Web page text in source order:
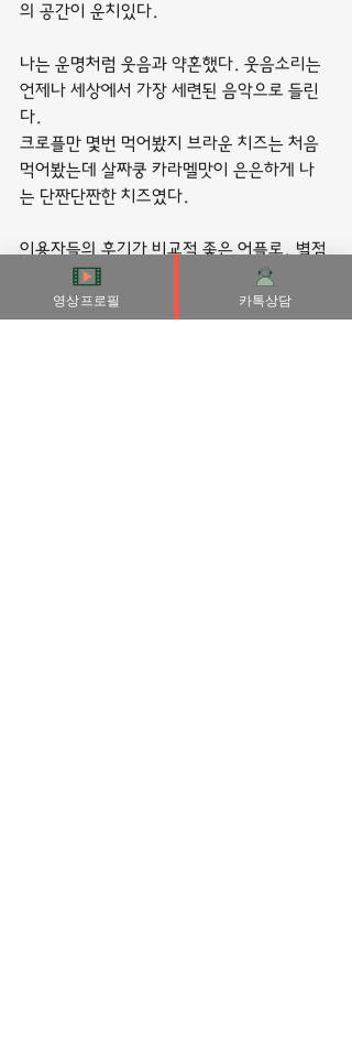
의 공간이 운치있다.
나는 운명처럼 웃음과 약혼했다. 웃음소리는
언제나 세상에서 가장 세련된 음악으로 들린
다.
크로플만 몇번 먹어봤지 브라운 치즈는 처음
먹어봤는데 살짜쿵 카라멜맛이 은은하게 나
는 단짠단짠한 치즈였다.
이용자들의 후기가 비교적 좋은 어플로, 별점
이 높은 편입니다. 가입 시 진행하는 스물 두
개의 인터뷰로 본인이 어떤 사람인지, 어떤 연
영상프로필 카톡상담